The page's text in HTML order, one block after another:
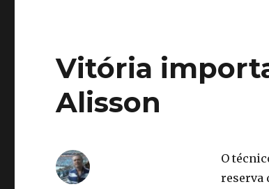
Vitória
Alisson
O
reserva